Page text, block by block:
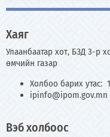
Хаяг
Улаанбаатар хот, БЗД 3-р
өмчийн газар
Холбоо барих утас:
ipinfo@ipom.gov.mn
Вэб холбоос